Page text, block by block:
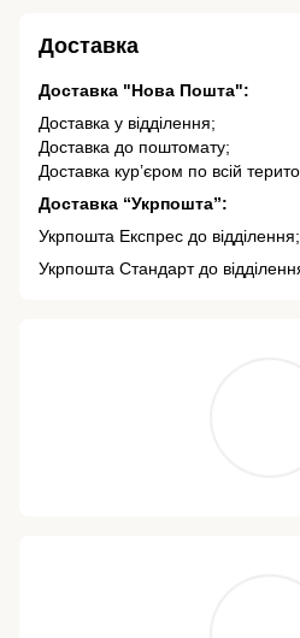
Доставка
Доставка "Нова Пошта":
Доставка у відділення;
Доставка до поштомату;
Доставка кур’єром по всій
Доставка “Укрпошта”:
Укрпошта Експрес до відділення;
Укрпошта Стандарт до